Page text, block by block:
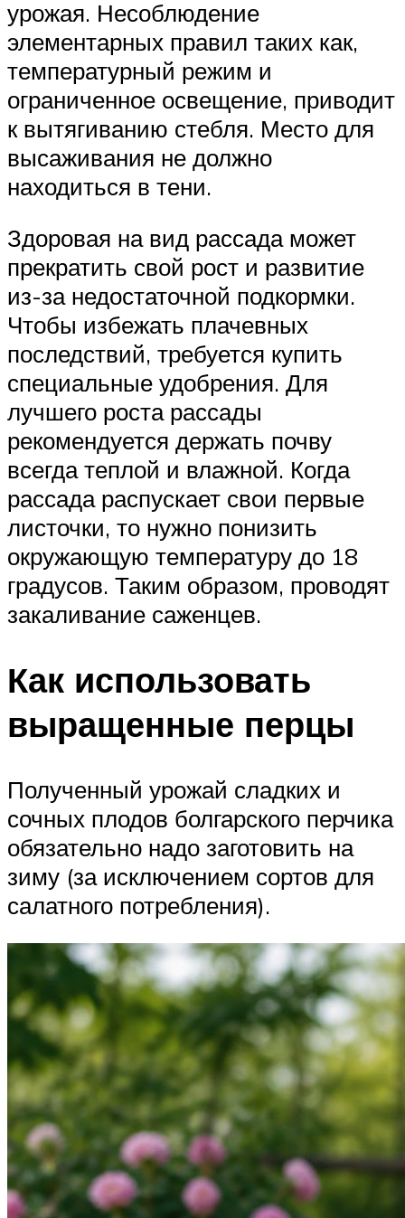
урожая. Несоблюдение
элементарных правил таких как,
температурный режим и
ограниченное освещение, приводит
к вытягиванию стебля. Место для
высаживания не должно
находиться в тени.
Здоровая на вид рассада может
прекратить свой рост и развитие
из-за недостаточной подкормки.
Чтобы избежать плачевных
последствий, требуется купить
специальные удобрения. Для
лучшего роста рассады
рекомендуется держать почву
всегда теплой и влажной. Когда
рассада распускает свои первые
листочки, то нужно понизить
окружающую температуру до 18
градусов. Таким образом, проводят
закаливание саженцев.
Как использовать
выращенные перцы
Полученный урожай сладких и
сочных плодов болгарского перчика
обязательно надо заготовить на
зиму (за исключением сортов для
салатного потребления).